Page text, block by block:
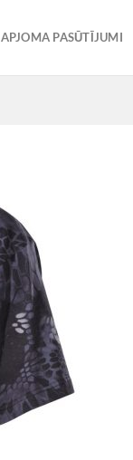
APJOMA PASŪTĪJUMI